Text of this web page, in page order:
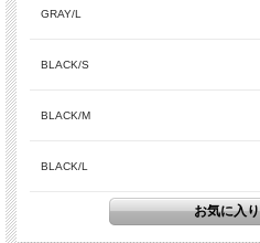
GRAY/L
BLACK/S
BLACK/M
BLACK/L